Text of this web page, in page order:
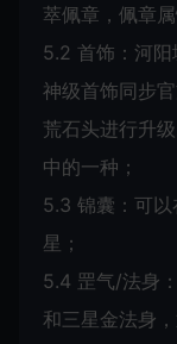
萃佩章，佩章属
5.2 首饰：河阳
神级首饰同步
荒石头进行升
中的一种；
5.3 锦囊：可
星；
5.4 罡气/法身
和三星金法身